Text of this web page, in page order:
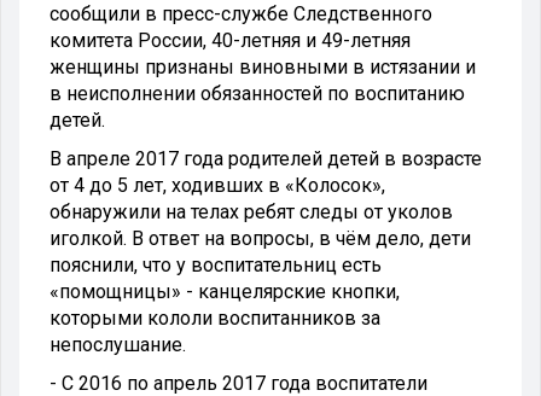
сообщили в пресс-службе Следственного
комитета России, 40-летняя и 49-летняя
женщины признаны виновными в истязании и
в неисполнении обязанностей по воспитанию
детей.
В апреле 2017 года родителей детей в возрасте
от 4 до 5 лет, ходивших в «Колосок»,
обнаружили на телах ребят следы от уколов
иголкой. В ответ на вопросы, в чём дело, дети
пояснили, что у воспитательниц есть
«помощницы» - канцелярские кнопки,
которыми кололи воспитанников за
непослушание.
- С 2016 по апрель 2017 года воспитатели